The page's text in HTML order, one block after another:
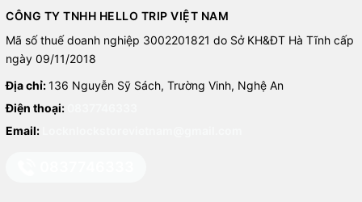
CÔNG TY TNHH HELLO TRIP VIỆT NAM
Mã số thuế doanh nghiệp 3002201821 do Sở KH&ĐT Hà Tĩnh cấp
ngày 09/11/2018
Địa chỉ:136 Nguyễn Sỹ Sách, Trường Vinh, Nghệ An
Điện thoại:
Email: